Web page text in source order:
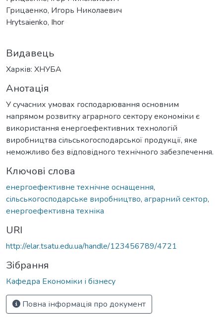
Грицаенко, Игорь Николаевич
Hrytsaienko, Ihor
Видавець
Харків: ХНУБА
Анотація
У сучасних умовах господарювання основним
напрямом розвитку аграрного сектору економіки є
використання енергоефективних технологій
виробництва сільськогосподарської продукції, яке
неможливо без відповідного технічного забезпечення.
Ключові слова
енергоефективне технічне оснащення,
сільськогосподарське виробництво, аграрний сектор,
енергоефективна техніка
URI
http://elar.tsatu.edu.ua/handle/123456789/4721
Зібрання
Кафедра Економіки і бізнесу
Повна інформація про документ